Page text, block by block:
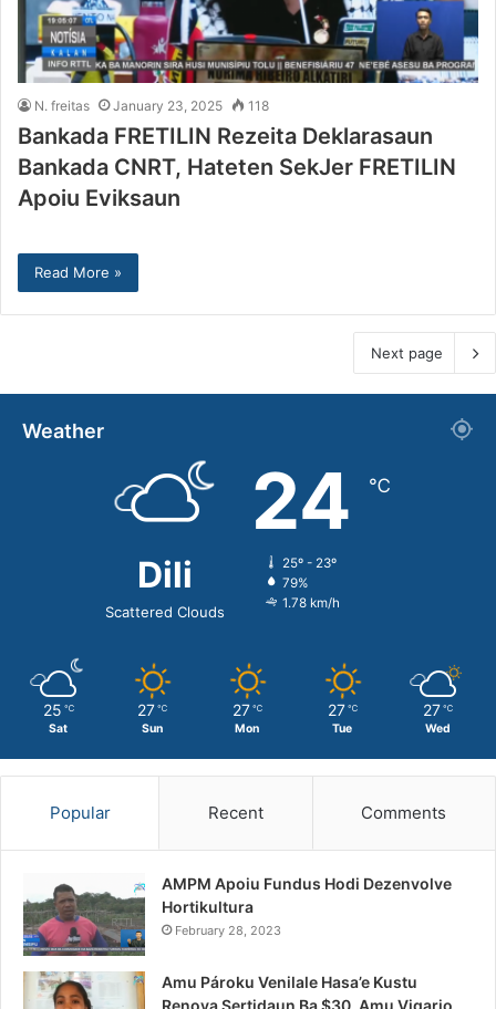
N. freitas January 23, 2025 118
Bankada FRETILIN Rezeita Deklarasaun
Bankada CNRT, Hateten SekJer FRETILIN
Apoiu Eviksaun
Read More »
Next page
Weather
Dili
Scattered Clouds
24 ℃
25º - 23º
79%
1.78 km/h
25 ℃
Sat
27 ℃
Sun
27 ℃
Mon
27 ℃
Tue
27 ℃
Wed
Popular Recent Comments
AMPM Apoiu Fundus Hodi Dezenvolve
Hortikultura
February 28, 2023
Amu Pároku Venilale Hasa’e Kustu
Renova Sertidaun Ba $30, Amu Vigario